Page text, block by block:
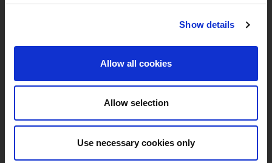
Show details
Allow all cookies
Allow selection
Use necessary cookies only
Notre Équipe
Offres D'emploi
Conditions Générales
Politique De Confidentialité
Login
Service & Contact